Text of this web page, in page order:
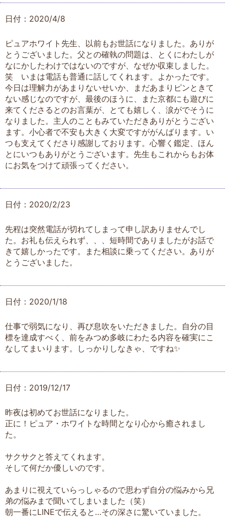
日付：2020/4/8
ピュアホワイト先生、以前もお世話になりました。ありが
とうございました。父との確執の問題は、とくにわたしが
なにかしたわけではないのですが、なぜか収束しました。
笑 いまは電話も普通に話してくれます。よかったです。
今日は理解力があまりないせいか、まだあまりピンときて
ない感じなのですが、最後のほうに、また京都にも遊びに
来てくださるとのお言葉が、とても嬉しく、涙がでそうに
なりました。主人のこともみていただきありがとうござい
ます。小心者で不安も大きく大変ですががんばります。い
つも支えてくださり感謝しております。心響く鑑定、ほん
とにいつもありがとうございます。先生もこれからもお体
にお気をつけて頑張ってください。
日付：2020/2/23
先程は突然電話が切れてしまって申し訳ありませんでし
た。お礼も伝えられず、、、短時間でありましたがお話で
きて嬉しかったです。また相談に乗ってください。ありが
とうございました。
日付：2020/1/18
仕事で弱気になり、再び息吹をいただきました。自分の目
標を達成すべく、前をみつめ多岐にわたる内容を確実にこ
なしてまいります。しっかりしなきゃ、ですね✨
日付：2019/12/17
昨夜は初めてお世話になりました。
正に！ピュア・ホワイトな時間となり心から癒されまし
た。
サクサクと答えてくれます。
そして何だか優しいのです。
あまりに視えていらっしゃるので思わず自分の悩みから兄
弟の悩みまで聞いてしまいました（笑）
朝一番にLINEで伝えると…その深さに驚いていました。